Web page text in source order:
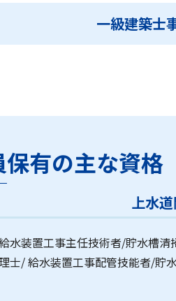
一級建築士
有の主な資格
上水
水装置工事主任技術者/貯水槽
士/ 給水装置工事配管技能者/貯